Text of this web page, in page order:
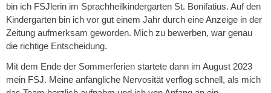
bin ich FSJlerin im Sprachheilkindergarten St. Bonifatius. Auf den
Kindergarten bin ich vor gut einem Jahr durch eine Anzeige in der
Zeitung aufmerksam geworden. Mich zu bewerben, war genau
die richtige Entscheidung.
Mit dem Ende der Sommerferien startete dann im August 2023
mein FSJ. Meine anfängliche Nervosität verflog schnell, als mich